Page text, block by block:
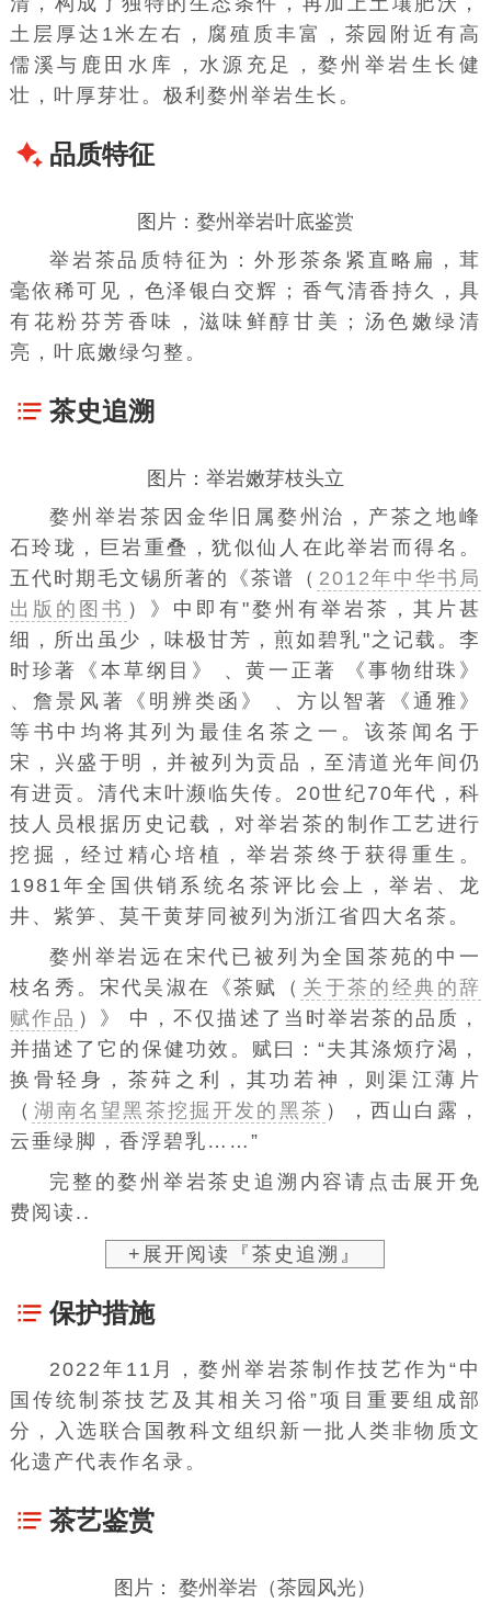
土层厚达1米左右， 腐殖质丰富，茶园附近有高
儒溪与鹿田 水库 ，水源充足，婺州举岩生长健
壮，叶厚芽壮。极利婺州举岩生长。
品质特征
图片：婺州举岩叶底鉴赏
举岩茶品质特征为：外形茶条紧直略扁，茸
毫依稀可见，色泽银白交辉；香气清香持久，具
有花粉芬芳香味，滋味鲜醇甘美；汤色嫩绿清
亮，叶底嫩绿匀整。
茶史追溯
图片：举岩嫩芽枝头立
婺州举岩茶因金华旧属婺州治，产茶之地峰
石玲珑，巨岩重叠，犹似仙人在此举岩而得名。
五代时期毛文锡所著的《茶谱（ 2012年中华书局
出版的图书 ）》中即有"婺州有举岩茶，其片甚
细，所出虽少，味极甘芳，煎如碧乳"之记载。李
时珍著《本草纲目》 、黄一正著
《事物绀珠》
、詹景风著《明辨类函》 、 方以智著《通雅》
等书中均将其列为最佳名茶之一。该茶闻名于
宋，兴盛于明，并被列为贡品，至清道光年间仍
有进贡。清代末叶濒临失传。20世纪70年代，科
技人员根据历史记载，对举岩茶的制作工艺进行
挖掘，经过精心培植，举岩茶终于获得重生。
1981年全国供销系统名茶评比会上，举岩、龙
井、紫笋、莫干黄芽同被列为浙江省四大名茶。
婺州举岩远在 宋代 已被列为全国茶苑的中一
枝名秀。宋代吴淑在 《茶赋（ 关于茶的经典的辞
赋作品 ）》
中，不仅描述了当时举岩茶的品质，
并描述了它的保健功效。赋曰：“夫其涤烦疗渴，
换骨轻身，茶荈之利，其功若神，则渠江薄片
（ 湖南名望黑茶挖掘开发的黑茶 ），西山白露，
云垂绿脚，香浮碧乳……”
完整的婺州举岩茶史追溯内容请点击展开免
费阅读..
+展开阅读『茶史追溯』
保护措施
2022年11月，婺州举岩茶制作技艺作为“中
国传统制茶技艺及其相关习俗”项目重要组成部
分，入选联合国教科文组织新一批人类非物质文
化遗产代表作名录。
茶艺鉴赏
图片： 婺州举岩（茶园风光）